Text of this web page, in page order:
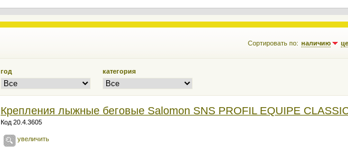
Сортировать по: наличию
год категория
Крепления лыжные беговые Salomon SNS PROFIL EQUIPE
Код 20.4.3605
увеличить